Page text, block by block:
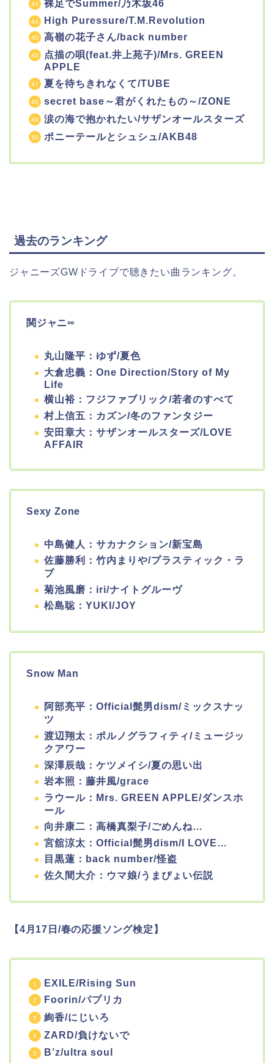
裸足でSummer/乃木坂46
High Puressure/T.M.Revolution
高嶺の花子さん/back number
点描の唄(feat.井上苑子)/Mrs. GREEN
APPLE
夏を待ちきれなくて/TUBE
secret base～君がくれたもの～/ZONE
涙の海で抱かれたい/サザンオールスターズ
ポニーテールとシュシュ/AKB48
過去のランキング
ジャニーズGWドライブで聴きたい曲ランキング。
関ジャニ∞
丸山隆平：ゆず/夏色
大倉忠義：One Direction/Story of My
Life
横山裕：フジファブリック/若者のすべて
村上信五：カズン/冬のファンタジー
安田章大：サザンオールスターズ/LOVE
AFFAIR
Sexy Zone
中島健人：サカナクション/新宝島
佐藤勝利：竹内まりや/プラスティック・ラ
ブ
菊池風磨：iri/ナイトグルーヴ
松島聡：YUKI/JOY
Snow Man
阿部亮平：Official髭男dism/ミックスナッ
ツ
渡辺翔太：ポルノグラフィティ/ミュージッ
クアワー
深澤辰哉：ケツメイシ/夏の思い出
岩本照：藤井風/grace
ラウール：Mrs. GREEN APPLE/ダンスホ
ール
向井康二：高橋真梨子/ごめんね…
宮舘涼太：Official髭男dism/I LOVE…
目黒蓮：back number/怪盗
佐久間大介：ウマ娘/うまぴょい伝説
【4月17日/春の応援ソング検定】
EXILE/Rising Sun
Foorin/パプリカ
絢香/にじいろ
ZARD/負けないで
B’z/ultra soul